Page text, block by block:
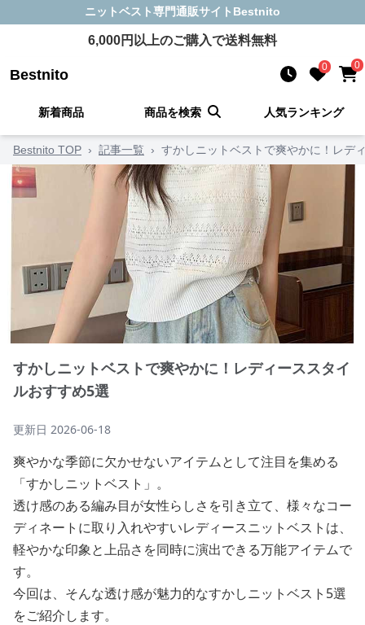
ニットベスト専門通販サイト Bestnito
6,000円以上のご購入で送料無料
Bestnito 0 0
新着商品 商品を検索 人気ランキング
Bestnito TOP › 記事一覧 › すかしニットベストで爽やかに！レデ
すかしニットベストで爽やかに！レディーススタイ
ルおすすめ5選
更新日 2026-06-18
爽やかな季節に欠かせないアイテムとして注目を集める
「すかしニットベスト」。
透け感のある編み目が女性らしさを引き立て、様々なコー
ディネートに取り入れやすいレディースニットベストは、
軽やかな印象と上品さを同時に演出できる万能アイテムで
す。
今回は、そんな透け感が魅力的なすかしニットベスト5選
をご紹介します。